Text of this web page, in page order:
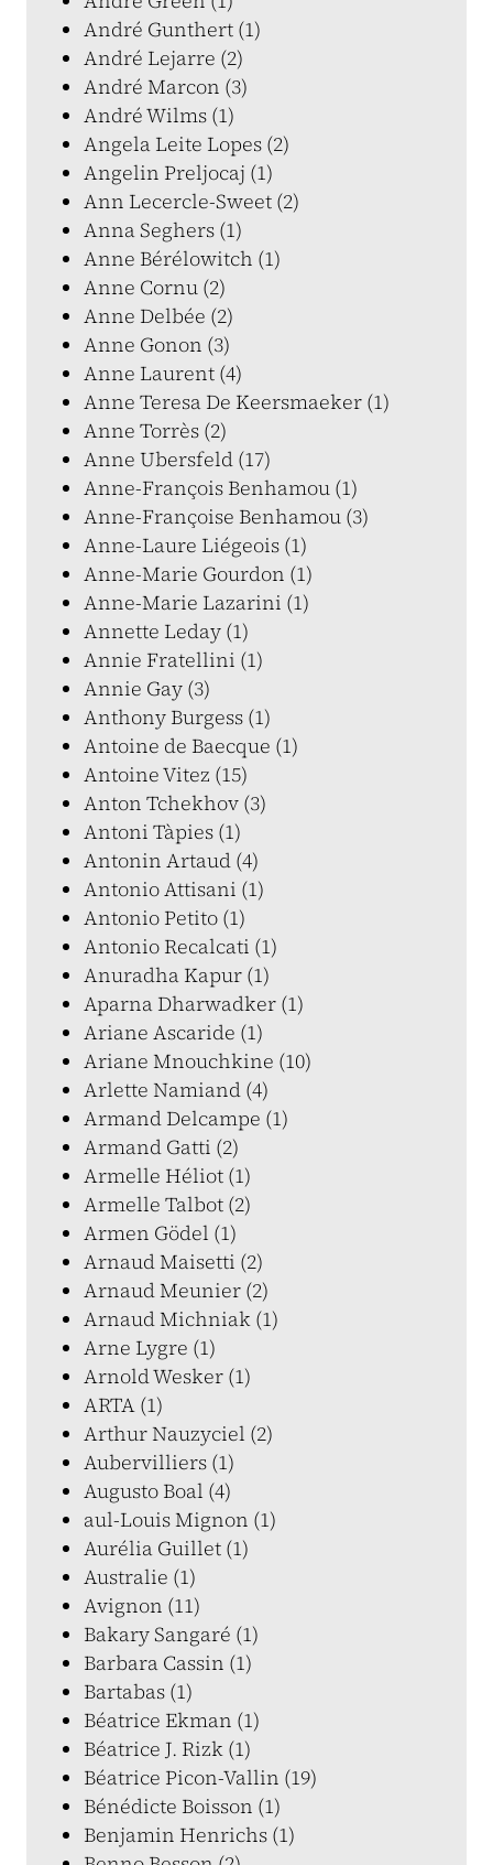
André Gunthert (1)
André Lejarre (2)
André Marcon (3)
André Wilms (1)
Angela Leite Lopes (2)
Angelin Preljocaj (1)
Ann Lecercle-Sweet (2)
Anna Seghers (1)
Anne Bérélowitch (1)
Anne Cornu (2)
Anne Delbée (2)
Anne Gonon (3)
Anne Laurent (4)
Anne Teresa De Keersmaeker (1)
Anne Torrès (2)
Anne Ubersfeld (17)
Anne-François Benhamou (1)
Anne-Françoise Benhamou (3)
Anne-Laure Liégeois (1)
Anne-Marie Gourdon (1)
Anne-Marie Lazarini (1)
Annette Leday (1)
Annie Fratellini (1)
Annie Gay (3)
Anthony Burgess (1)
Antoine de Baecque (1)
Antoine Vitez (15)
Anton Tchekhov (3)
Antoni Tàpies (1)
Antonin Artaud (4)
Antonio Attisani (1)
Antonio Petito (1)
Antonio Recalcati (1)
Anuradha Kapur (1)
Aparna Dharwadker (1)
Ariane Ascaride (1)
Ariane Mnouchkine (10)
Arlette Namiand (4)
Armand Delcampe (1)
Armand Gatti (2)
Armelle Héliot (1)
Armelle Talbot (2)
Armen Gödel (1)
Arnaud Maisetti (2)
Arnaud Meunier (2)
Arnaud Michniak (1)
Arne Lygre (1)
Arnold Wesker (1)
ARTA (1)
Arthur Nauzyciel (2)
Aubervilliers (1)
Augusto Boal (4)
aul-Louis Mignon (1)
Aurélia Guillet (1)
Australie (1)
Avignon (11)
Bakary Sangaré (1)
Barbara Cassin (1)
Bartabas (1)
Béatrice Ekman (1)
Béatrice J. Rizk (1)
Béatrice Picon-Vallin (19)
Bénédicte Boisson (1)
Benjamin Henrichs (1)